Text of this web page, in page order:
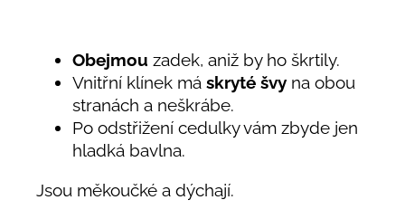
Obejmou zadek, aniž by ho škrtily.
Vnitřní klínek má skryté švy na obou
stranách a neškrábe.
Po odstřižení cedulky vám zbyde jen
hladká bavlna.
Jsou měkoučké a dýchají.